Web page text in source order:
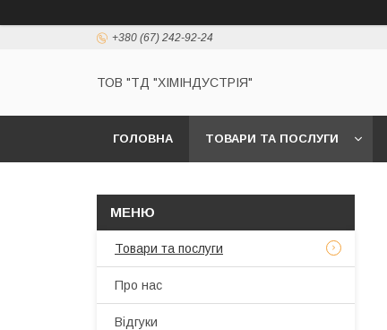
+380 (67) 242-92-24
ТОВ "ТД "ХІМІНДУСТРІЯ"
ГОЛОВНА ТОВАРИ ТА ПОСЛУГИ
Товари та послуги
Про нас
Відгуки